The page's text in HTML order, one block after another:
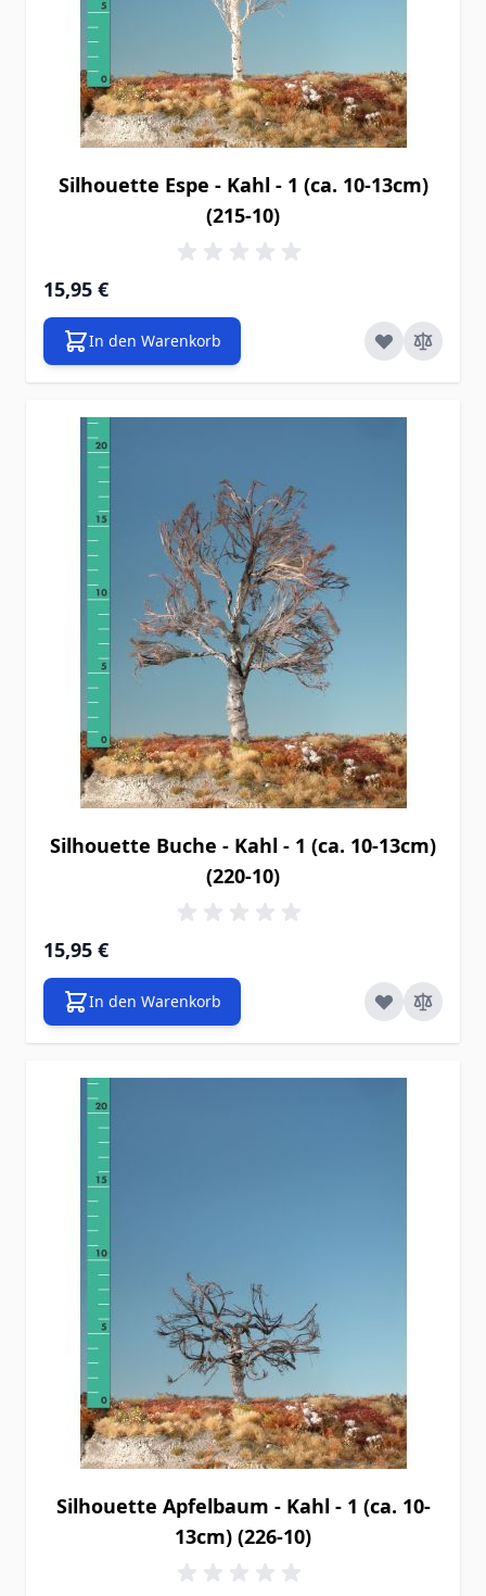
Silhouette Espe - Kahl - 1 (ca. 10-13cm)
(215-10)
15,95 €
In den Warenkorb
Silhouette Buche - Kahl - 1 (ca. 10-13cm)
(220-10)
15,95 €
In den Warenkorb
Silhouette Apfelbaum - Kahl - 1 (ca. 10-
13cm) (226-10)